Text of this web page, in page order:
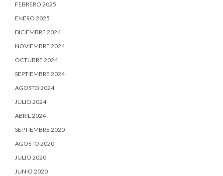
FEBRERO 2025
ENERO 2025
DICIEMBRE 2024
NOVIEMBRE 2024
OCTUBRE 2024
SEPTIEMBRE 2024
AGOSTO 2024
JULIO 2024
ABRIL 2024
SEPTIEMBRE 2020
AGOSTO 2020
JULIO 2020
JUNIO 2020